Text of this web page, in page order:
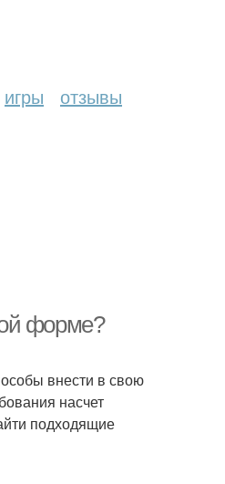
игры отзывы
форме?
внести в свою
насчет
подходящие